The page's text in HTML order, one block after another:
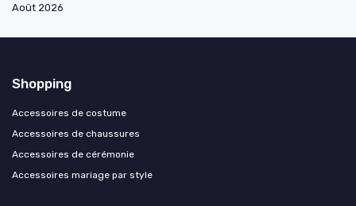
Août 2026
Shopping
Accessoires de costume
Accessoires de chaussures
Accessoires de cérémonie
Accessoires mariage par style